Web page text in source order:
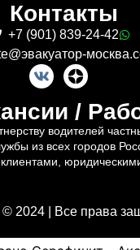
Контакты
+7 (901) 839-24-42
/
водителей
из всех городов
© 2024 | Все права